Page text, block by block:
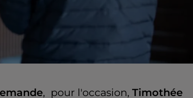
, pour l'occasion, Timothée